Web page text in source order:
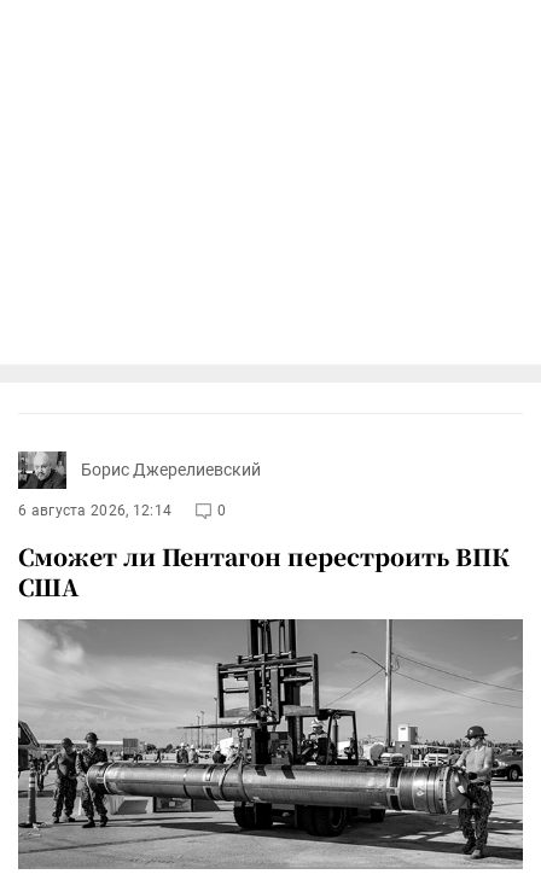
Борис Джерелиевский
6 августа 2026, 12:14 0
Сможет ли Пентагон перестроить ВПК
США